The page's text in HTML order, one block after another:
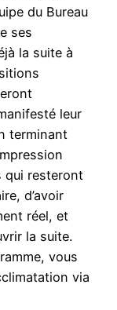
du Bureau
ses
la suite à
leur
terminant
qui resteront
d’avoir
réel, et
la suite.
vous
via